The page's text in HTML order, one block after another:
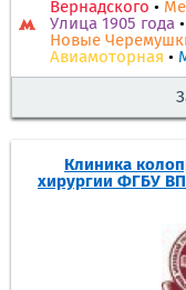
Вернадского •
Улица 1905 года •
Новые
Авиамоторная •
Клиника
хирургии ФГБУ